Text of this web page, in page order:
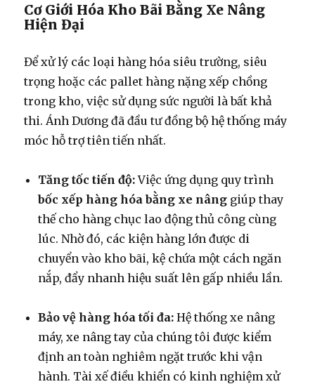
Cơ Giới Hóa Kho Bãi Bằng Xe Nâng
Hiện Đại
Để xử lý các loại hàng hóa siêu trường, siêu
trọng hoặc các pallet hàng nặng xếp chồng
trong kho, việc sử dụng sức người là bất khả
thi. Ánh Dương đã đầu tư đồng bộ hệ thống máy
móc hỗ trợ tiên tiến nhất.
Tăng tốc tiến độ:Việc ứng dụng quy trình
bốc xếp hàng hóa bằng xe nâng giúp thay
thế cho hàng chục lao động thủ công cùng
lúc. Nhờ đó, các kiện hàng lớn được di
chuyển vào kho bãi, kệ chứa một cách ngăn
nắp, đẩy nhanh hiệu suất lên gấp nhiều lần.
Bảo vệ hàng hóa tối đa: Hệ thống xe nâng
máy, xe nâng tay của chúng tôi được kiểm
định an toàn nghiêm ngặt trước khi vận
hành. Tài xế điều khiển có kinh nghiệm xử